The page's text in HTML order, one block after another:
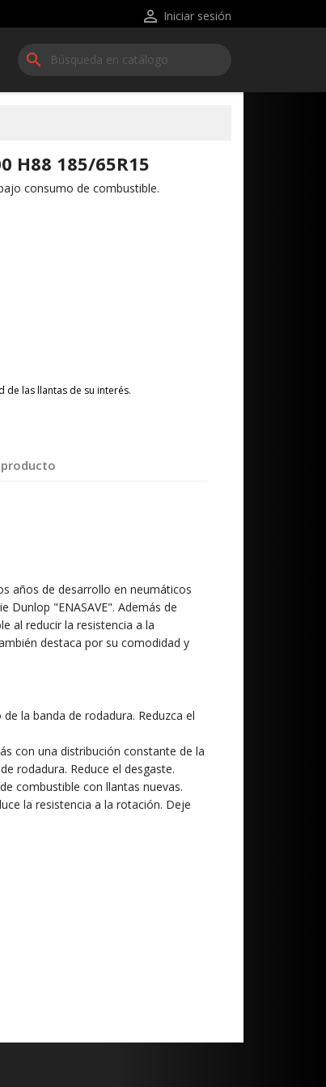
 Iniciar sesión
search
H88 185/65R15
consumo de combustible.
las llantas de su interés.
años de desarrollo en neumáticos
Dunlop "ENASAVE". Además de
al reducir la resistencia a la
destaca por su comodidad y
la banda de rodadura. Reduzca el
con una distribución constante de la
rodadura. Reduce el desgaste.
combustible con llantas nuevas.
la resistencia a la rotación. Deje